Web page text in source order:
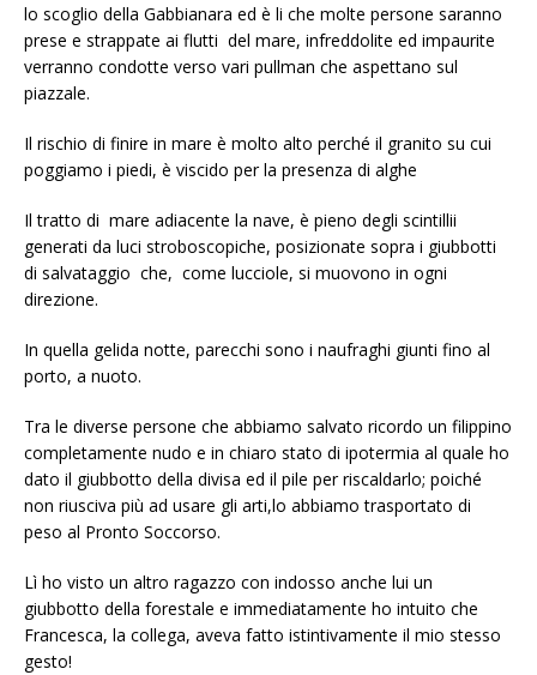
lo scoglio della Gabbianara ed è li che molte persone saranno
prese e strappate ai flutti del mare, infreddolite ed impaurite
verranno condotte verso vari pullman che aspettano sul
piazzale.
Il rischio di finire in mare è molto alto perché il granito su cui
poggiamo i piedi, è viscido per la presenza di alghe
Il tratto di mare adiacente la nave, è pieno degli scintillii
generati da luci stroboscopiche, posizionate sopra i giubbotti
di salvataggio che, come lucciole, si muovono in ogni
direzione.
In quella gelida notte, parecchi sono i naufraghi giunti fino al
porto, a nuoto.
Tra le diverse persone che abbiamo salvato ricordo un filippino
completamente nudo e in chiaro stato di ipotermia al quale ho
dato il giubbotto della divisa ed il pile per riscaldarlo; poiché
non riusciva più ad usare gli arti,lo abbiamo trasportato di
peso al Pronto Soccorso.
Lì ho visto un altro ragazzo con indosso anche lui un
giubbotto della forestale e immediatamente ho intuito che
Francesca, la collega, aveva fatto istintivamente il mio stesso
gesto!